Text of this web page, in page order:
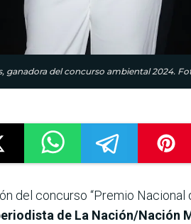
ganadora del concurso ambiental 2024.
del concurso “Premio
de La Nación/Nación